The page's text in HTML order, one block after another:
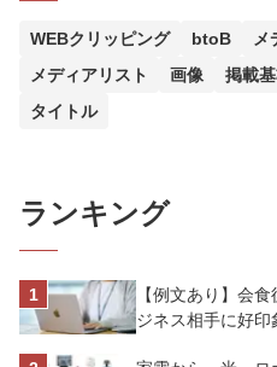
WEBクリッピング btoB メ
メディアリスト
画像 掲載
タイトル
ランキング
【例文あり】会食
ジネス相手に好印